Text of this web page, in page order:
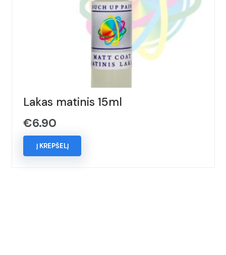
Lakas matinis 15ml
€6.90
Į KREPŠELĮ